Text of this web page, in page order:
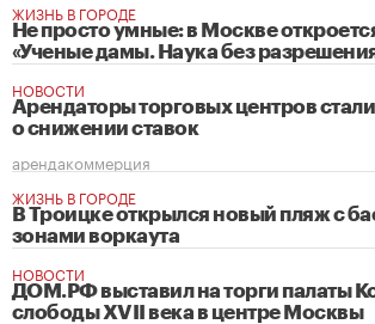
ЖИЗНЬ В ГОРОДЕ
Не просто умные: в Москве
«Ученые дамы. Наука без
НОВОСТИ
Арендаторы торговых центров
о снижении ставок
арендакоммерция
ЖИЗНЬ В ГОРОДЕ
В Троицке открылся новый пляж с
зонами воркаута
НОВОСТИ
ДОМ.РФ выставил на торги палаты
слободы XVII века в центре Москвы